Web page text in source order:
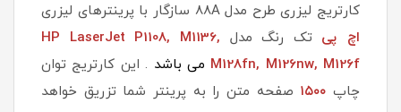
کارتریج لیزری طرح مدل 88A سازگار با پرینترهای لیزری
اچ پی تک رنگ مدل HP LaserJet P1108, M1136,
M128fn, M126nw, M126f می باشد . این کارتریج توان
چاپ ۱۵۰۰ صفحه متن را به پرینتر شما تزریق خواهد